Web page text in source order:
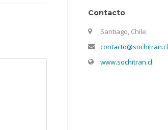
Contacto
Santiago, Chile.
contacto@sochitran.cl
www.sochitran.cl